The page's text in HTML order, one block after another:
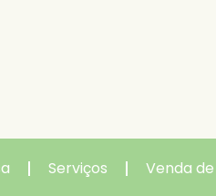
Serviços Venda